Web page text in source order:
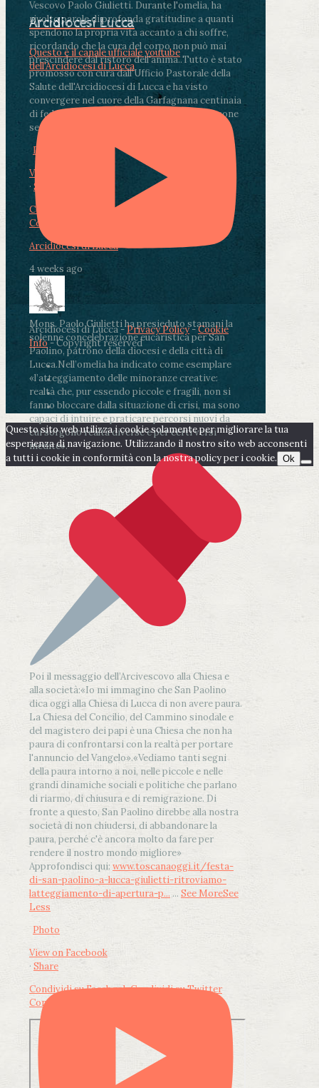
Vescovo Paolo Giulietti. Durante l'omelia, ha
rivolto parole di profonda gratitudine a quanti
spendono la propria vita accanto a chi soffre,
ricordando che la cura del corpo non può mai
prescindere dal ristoro dell'anima..Tutto è stato
promosso con cura dall'Ufficio Pastorale della
Salute dell'Arcidiocesi di Lucca e ha visto
convergere nel cuore della Garfagnana centinaia
di fedeli, operatori sanitari, volontari e persone
segnate dalla malattia.
Photo
View on Facebook
· Share
Condividi su Facebook
Condividi su LinkedIn
Arcidiocesi di Lucca
4 weeks ago
Mons. Paolo Giulietti ha presieduto stamani la
solenne concelebrazione eucaristica per San
Paolino, patrono della diocesi e della città di
Lucca.Nell’omelia ha indicato come esemplare
«l’atteggiamento delle minoranze creative:
realtà che, pur essendo piccole e fragili, non si
fanno bloccare dalla situazione di crisi, ma sono
capaci di intuire e praticare percorsi nuovi da
cui sorgono realtà diverse e per certi versi
inedite».
Poi il messaggio dell’Arcivescovo alla Chiesa e
alla società:«Io mi immagino che San Paolino
dica oggi alla Chiesa di Lucca di non avere paura.
La Chiesa del Concilio, del Cammino sinodale e
del magistero dei papi è una Chiesa che non ha
paura di confrontarsi con la realtà per portare
l'annuncio del Vangelo».«Vediamo tanti segni
della paura intorno a noi, nelle piccole e nelle
grandi dinamiche sociali e politiche che parlano
di riarmo, di chiusura e di remigrazione. Di
fronte a questo, San Paolino direbbe alla nostra
società di non chiudersi, di abbandonare la
paura, perché c'è ancora molto da fare per
rendere il nostro mondo migliore»
Approfondisci qui: www.toscanaoggi.it/festa-
di-san-paolino-a-lucca-giulietti-ritroviamo-
latteggiamento-di-apertura-p... ... See MoreSee
Less
Photo
View on Facebook
· Share
Condividi su FacebookCondividi su Twitter
Condividi su LinkedIn
Arcidiocesi Lucca
Questo è il canale ufficiale youtube
dell'Arcidiocesi di Lucca
Arcidiocesi di Lucca -Privacy Policy-Cookie
Info- Copyright reserved
Questo sito web utilizza i cookie solamente per migliorare la tua
esperienza di navigazione. Utilizzando il nostro sito web acconsenti
a tutti i cookie in conformità con la nostra policy per i cookie. Ok